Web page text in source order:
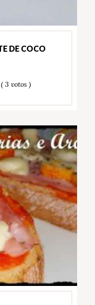
DE COCO
( 3 votos )